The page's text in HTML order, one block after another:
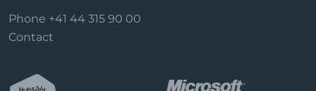
Phone +41 44 315 90 00
Contact